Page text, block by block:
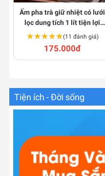
Ấm pha trà giữ nhiệt có lưới
lọc dung tích 1 lít tiện lợi
BA265
★★★★★
★★★★★(11 đánh giá)
175.000đ
Tiện ích - Đời sống